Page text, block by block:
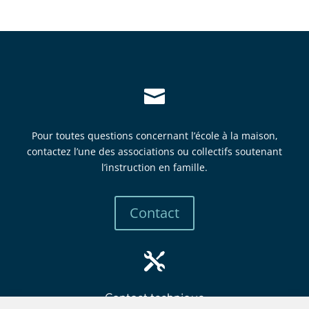

Pour toutes questions concernant l’école à la maison,
contactez l’une des associations ou collectifs soutenant
l’instruction en famille.
Contact

Contact technique